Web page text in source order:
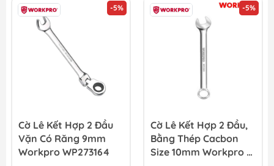
-5%
Cờ Lê Kết Hợp 2 Đầu
Vặn Có Răng 9mm
Workpro WP273164
-5%
Cờ Lê Kết Hợp 2 Đầu,
Bằng Thép Cacbon
Size 10mm Workpro -